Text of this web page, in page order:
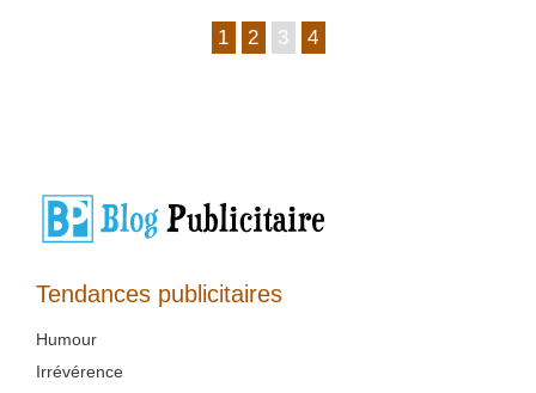
1 2 3 4
Tendances publicitaires
Humour
Irrévérence